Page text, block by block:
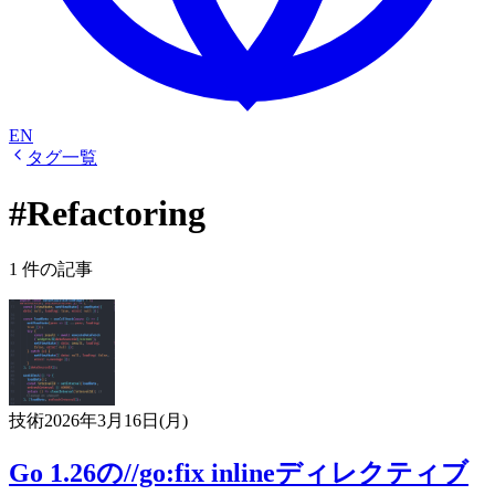
EN
タグ一覧
#Refactoring
1 件の記事
技術2026年3月16日(月)
Go 1.26の//go:fix inlineディレクティブ